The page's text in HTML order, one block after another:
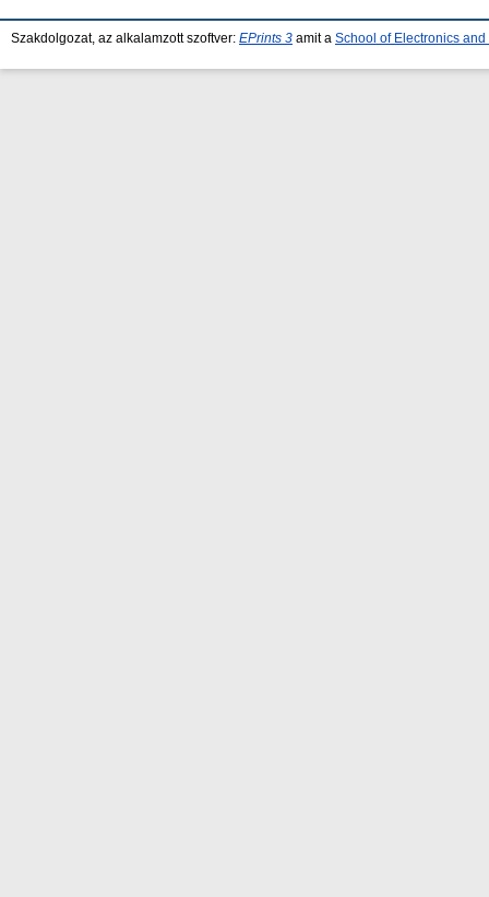
Szakdolgozat, az alkalamzott szoftver: EPrints 3 amit a School of Electronics